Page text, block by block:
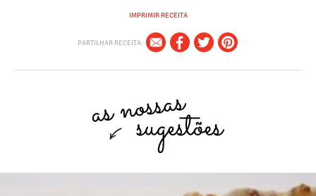
IMPRIMIR RECEITA
PARTILHAR RECEITA: